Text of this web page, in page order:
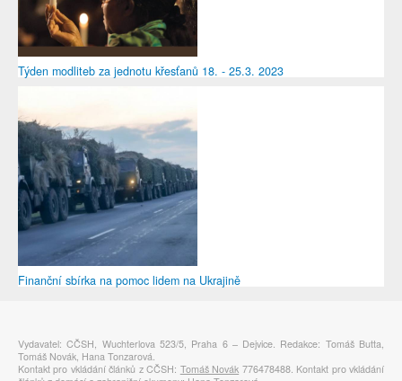
Týden modliteb za jednotu křesťanů 18. - 25.3. 2023
Finanční sbírka na pomoc lidem na Ukrajině
Vydavatel: CČSH, Wuchterlova 523/5, Praha 6 – Dejvice. Redakce: Tomáš Butta,
Tomáš Novák, Hana Tonzarová.
Kontakt pro vkládání článků z CČSH: Tomáš Novák 776478488. Kontakt pro vkládání